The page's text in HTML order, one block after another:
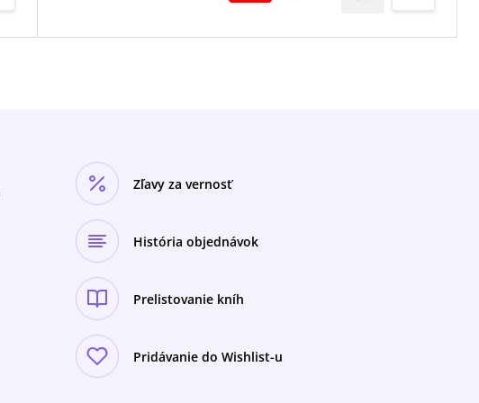
kontakte, je Greyson Tolliver. A je to práve tretí
Zľavy za vernosť
História objednávok
Prelistovanie kníh
Pridávanie do Wishlist-u